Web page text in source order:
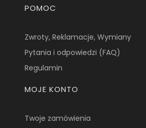
Linki w stopce
POMOC
Zwroty, Reklamacje, Wymiany
Pytania i odpowiedzi (FAQ)
Regulamin
MOJE KONTO
Twoje zamówienia